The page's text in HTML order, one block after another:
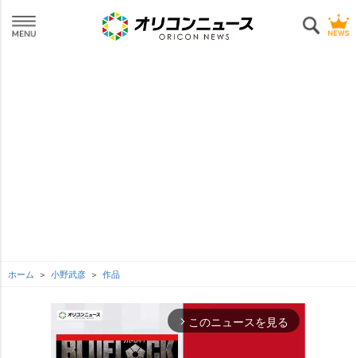
ホーム 小野武彦 作品
arrow_forward_ios このニュースを見る